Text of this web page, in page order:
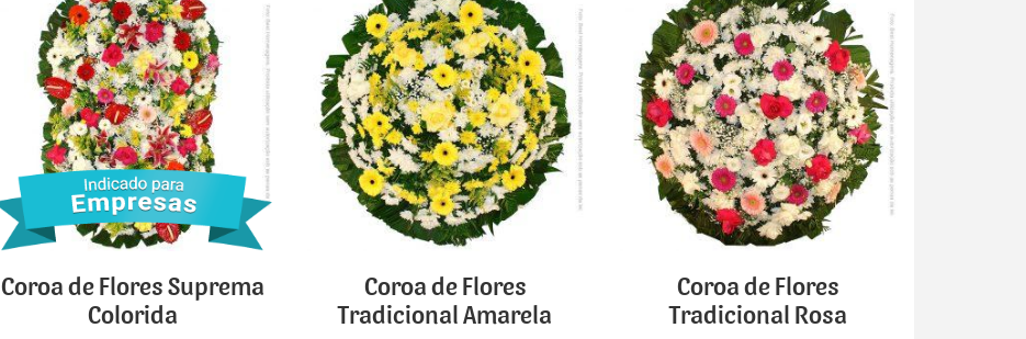
Coroa de Flores Suprema
Colorida
Coroa de Flores
Tradicional Amarela
Coroa de Flores
Tradicional Rosa